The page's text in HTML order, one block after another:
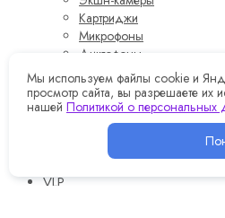
Картриджи
Микрофоны
Диктофоны
Стабилизаторы
Акустика
Beats
Harman/Kardon
Marshall
VLP
Мы используем файлы cookie и
просмотр сайта, вы разрешаете их
нашей Политикой о персональных